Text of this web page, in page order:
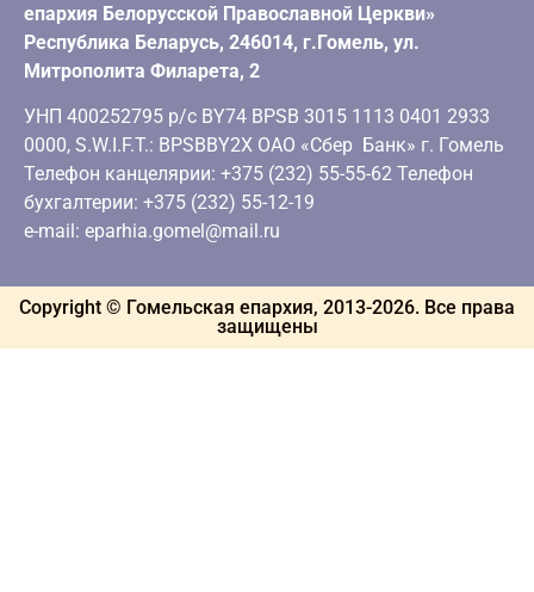
епархия Белорусской Православной Церкви»
Республика Беларусь, 246014, г.Гомель, ул.
Митрополита Филарета, 2
УНП 400252795 р/с BY74 BPSB 3015 1113 0401 2933
0000, S.W.I.F.T.: BPSBBY2X ОАО «Сбер Банк» г. Гомель
Телефон канцелярии: +375 (232) 55-55-62 Телефон
бухгалтерии: +375 (232) 55-12-19
e-mail: eparhia.gomel@mail.ru
Copyright © Гомельская епархия, 2013-2026. Все права
защищены